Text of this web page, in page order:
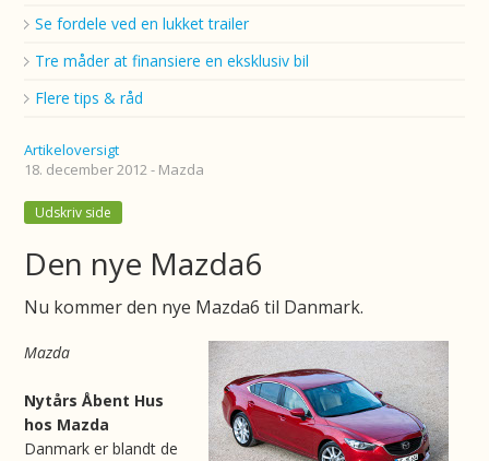
Se fordele ved en lukket trailer
Tre måder at finansiere en eksklusiv bil
Flere tips & råd
Artikeloversigt
18. december 2012 - Mazda
Udskriv side
Den nye Mazda6
Nu kommer den nye Mazda6 til Danmark.
Mazda
Nytårs Åbent Hus
hos Mazda
Danmark er blandt de